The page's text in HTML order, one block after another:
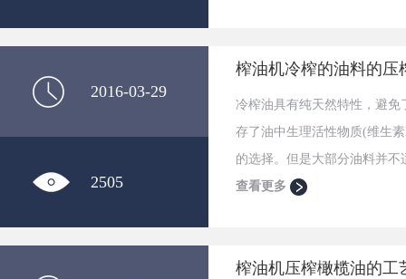
2016-03-29
2505
榨油机冷榨的油料的压
冷榨油具有纯天然特性，避
存了油中生理活性物质(维生
的选择。但是大部分油料并
油中的辛辣味、棉籽油中的
查看更多
榨油机压榨橄榄油的工